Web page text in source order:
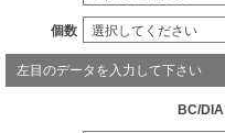
個数
左目のデータを入力して下さい
BC/DIA